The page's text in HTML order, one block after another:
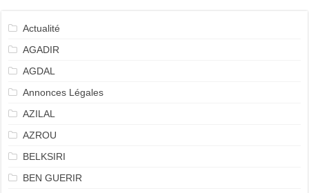
Actualité
AGADIR
AGDAL
Annonces Légales
AZILAL
AZROU
BELKSIRI
BEN GUERIR